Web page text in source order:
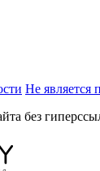
Не является
без